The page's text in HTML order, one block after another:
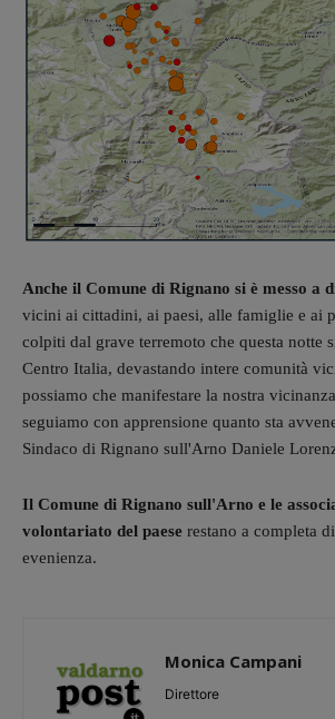
Anche il Comune di Rignano si è messo a
vicini ai cittadini, ai paesi, alle famiglie e ai
colpiti dal grave terremoto che questa notte
Centro Italia, devastando intere comunità
possiamo che manifestare la nostra
seguiamo con apprensione quanto sta
Sindaco di Rignano sull'Arno Daniele
Il Comune di Rignano sull'Arno e le
volontariato del paese restano a completa
evenienza.
Monica Campani
Direttore